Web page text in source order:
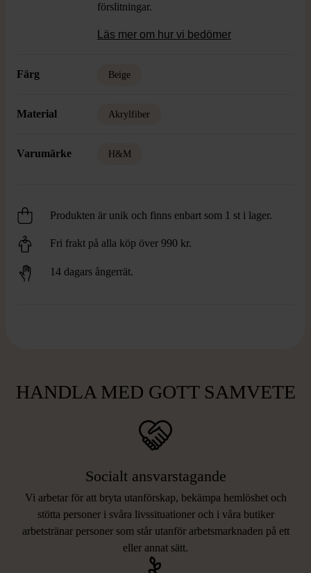
förslitningar.
Läs mer om hur vi bedömer
Färg Beige
Material Akrylfiber
Varumärke H&M
Produkten är unik och finns enbart som 1 st i lager.
Fri frakt på alla köp över 990 kr.
14 dagars ångerrät.
HANDLA MED GOTT SAMVETE
Socialt ansvarstagande
Vi arbetar för att bryta utanförskap, bekämpa hemlöshet och
stötta personer i svåra livssituationer och i våra butiker
arbetstränar personer som står utanför arbetsmarknaden på ett
eller annat sätt.